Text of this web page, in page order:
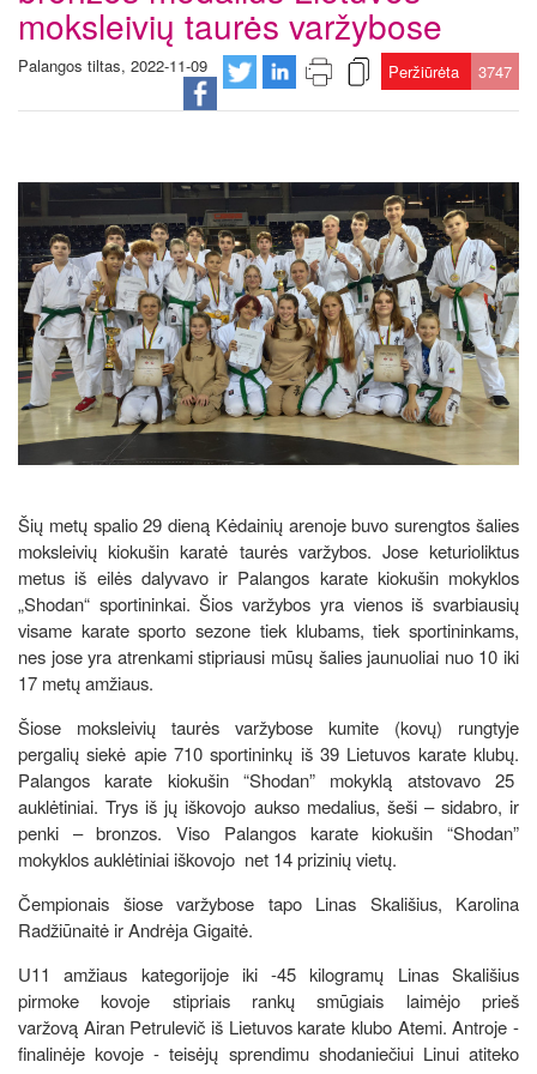
moksleivių taurės varžybose
Palangos tiltas, 2022-11-09 Peržiūrėta 3747
Šių metų spalio 29 dieną Kėdainių arenoje buvo surengtos šalies
moksleivių kiokušin karatė taurės varžybos. Jose keturioliktus
metus iš eilės dalyvavo ir Palangos karate kiokušin mokyklos
„Shodan“ sportininkai. Šios varžybos yra vienos iš svarbiausių
visame karate sporto sezone tiek klubams, tiek sportininkams,
nes jose yra atrenkami stipriausi mūsų šalies jaunuoliai nuo 10 iki
17 metų amžiaus.
Šiose moksleivių taurės varžybose kumite (kovų) rungtyje
pergalių siekė apie 710 sportininkų iš 39 Lietuvos karate klubų.
Palangos karate kiokušin “Shodan” mokyklą atstovavo 25
auklėtiniai. Trys iš jų iškovojo aukso medalius, šeši – sidabro, ir
penki – bronzos. Viso Palangos karate kiokušin “Shodan”
mokyklos auklėtiniai iškovojo net 14 prizinių vietų.
Čempionais šiose varžybose tapo Linas Skališius, Karolina
Radžiūnaitė ir Andrėja Gigaitė.
U11 amžiaus kategorijoje iki -45 kilogramų Linas Skališius
pirmoke kovoje stipriais rankų smūgiais laimėjo prieš
varžovą Airan Petrulevič iš Lietuvos karate klubo Atemi. Antroje -
finalinėje kovoje - teisėjų sprendimu shodaniečiui Linui atiteko